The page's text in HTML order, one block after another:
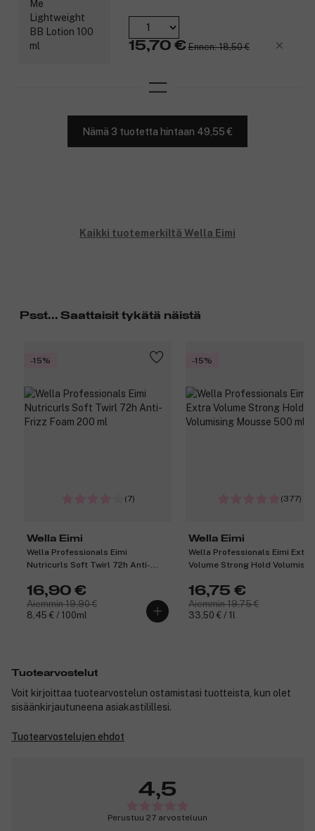
15,70 € Ennen: 18,50 €
Nämä 3 tuotetta hintaan 49,55 €
Kaikki tuotemerkiltä Wella Eimi
Psst... Saattaisit tykätä näistä
-15%
(7)
Wella Eimi
Wella Professionals Eimi
Nutricurls Soft Twirl 72h Anti-
16,90 €
Aiemmin 19,90 €
8,45 € / 100ml
-15%
(377)
Wella Eimi
Wella Professionals Eimi Extra
Volume Strong Hold
16,75 €
Aiemmin 19,75 €
33,50 € / 1l
Tuotearvostelut
Voit kirjoittaa tuotearvostelun ostamistasi tuotteista, kun olet
sisäänkirjautuneena asiakastilillesi.
Tuotearvostelujen ehdot
4,5
Perustuu 27 arvosteluun